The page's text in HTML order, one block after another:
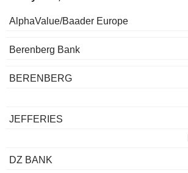
AlphaValue/Baader Europe
Berenberg Bank
BERENBERG
JEFFERIES
DZ BANK